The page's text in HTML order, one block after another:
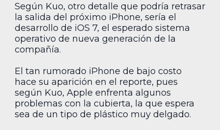
Según Kuo, otro detalle que podría retrasar
la salida del próximo iPhone, sería el
desarrollo de iOS 7, el esperado sistema
operativo de nueva generación de la
compañía.
El tan rumorado iPhone de bajo costo
hace su aparición en el reporte, pues
según Kuo, Apple enfrenta algunos
problemas con la cubierta, la que espera
sea de un tipo de plástico muy delgado.